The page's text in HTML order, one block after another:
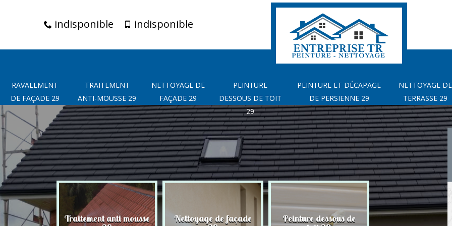
indisponible indisponible
RAVALEMENT
DE FAÇADE 29
TRAITEMENT
ANTI-MOUSSE 29
NETTOYAGE DE
FAÇADE 29
PEINTURE
DESSOUS DE TOIT
29
PEINTURE ET DÉCAPAGE
DE PERSIENNE 29
NETTOYAGE DE
TERRASSE 29
de façade Traitement anti mousse Nettoyage de façade Peinture dessous de Peinture et